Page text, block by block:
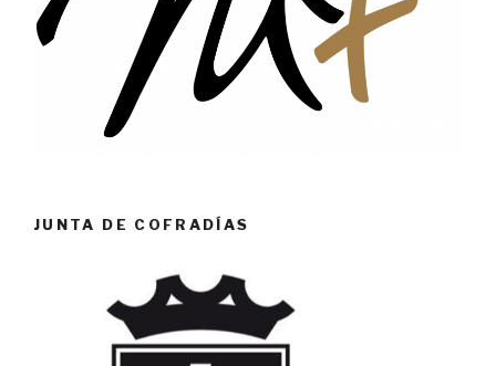
JUNTA DE COFRADÍAS